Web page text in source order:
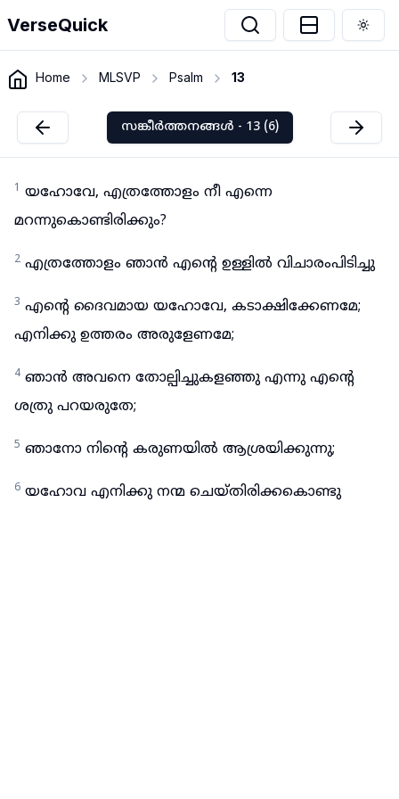
VerseQuick
Home MLSVP Psalm 13
സങ്കീർത്തനങ്ങൾ - 13 (6)
1 യഹോവേ, എത്രത്തോളം നീ എന്നെ
മറന്നുകൊണ്ടിരിക്കും?
2 എത്രത്തോളം ഞാൻ എന്റെ ഉള്ളിൽ വിചാരംപിടിച്ചു
3 എന്റെ ദൈവമായ യഹോവേ, കടാക്ഷിക്കേണമേ;
എനിക്കു ഉത്തരം അരുളേണമേ;
4 ഞാൻ അവനെ തോല്പിച്ചുകളഞ്ഞു എന്നു എന്റെ
ശത്രു പറയരുതേ;
5 ഞാനോ നിന്റെ കരുണയിൽ ആശ്രയിക്കുന്നു;
6 യഹോവ എനിക്കു നന്മ ചെയ്തിരിക്കകൊണ്ടു